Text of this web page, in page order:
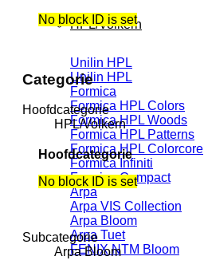
HPL/Volkern
Unilin HPL
Unilin HPL
Formica
Formica HPL Colors
Formica HPL Woods
Formica HPL Patterns
Formica HPL Colorcore
Formica Infiniti
Formica Compact
Arpa
Arpa VIS Collection
Arpa Bloom
Arpa Tuet
FENIX NTM Bloom
No block ID is set
Categorie
Hoofdcategorie
HPL/Volkern
Hoofdcategorie
No block ID is set
Subcategorie
Arpa Bloom